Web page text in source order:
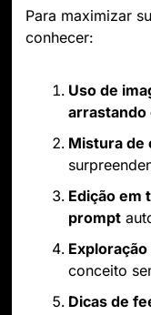
Para maximizar
conhecer:
Uso de
arrastando
Mistura de
Edição em
prompt
conceito
Dicas de